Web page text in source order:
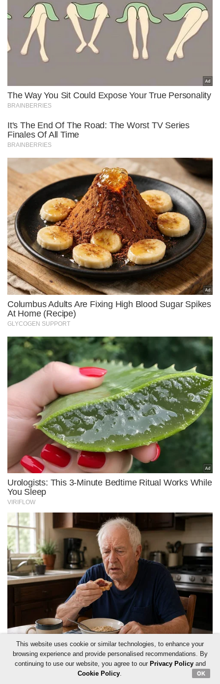
This website uses cookie or similar technologies, to enhance your
browsing experience and provide personalised recommendations. By
continuing to use our website, you agree to our Privacy Policyand
Cookie Policy. OK